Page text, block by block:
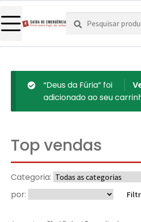
Pesquisar
por:
Pesquisa
“Deus da Fúria” foi
adicionado ao seu
Top vendas
Categoria:
por: